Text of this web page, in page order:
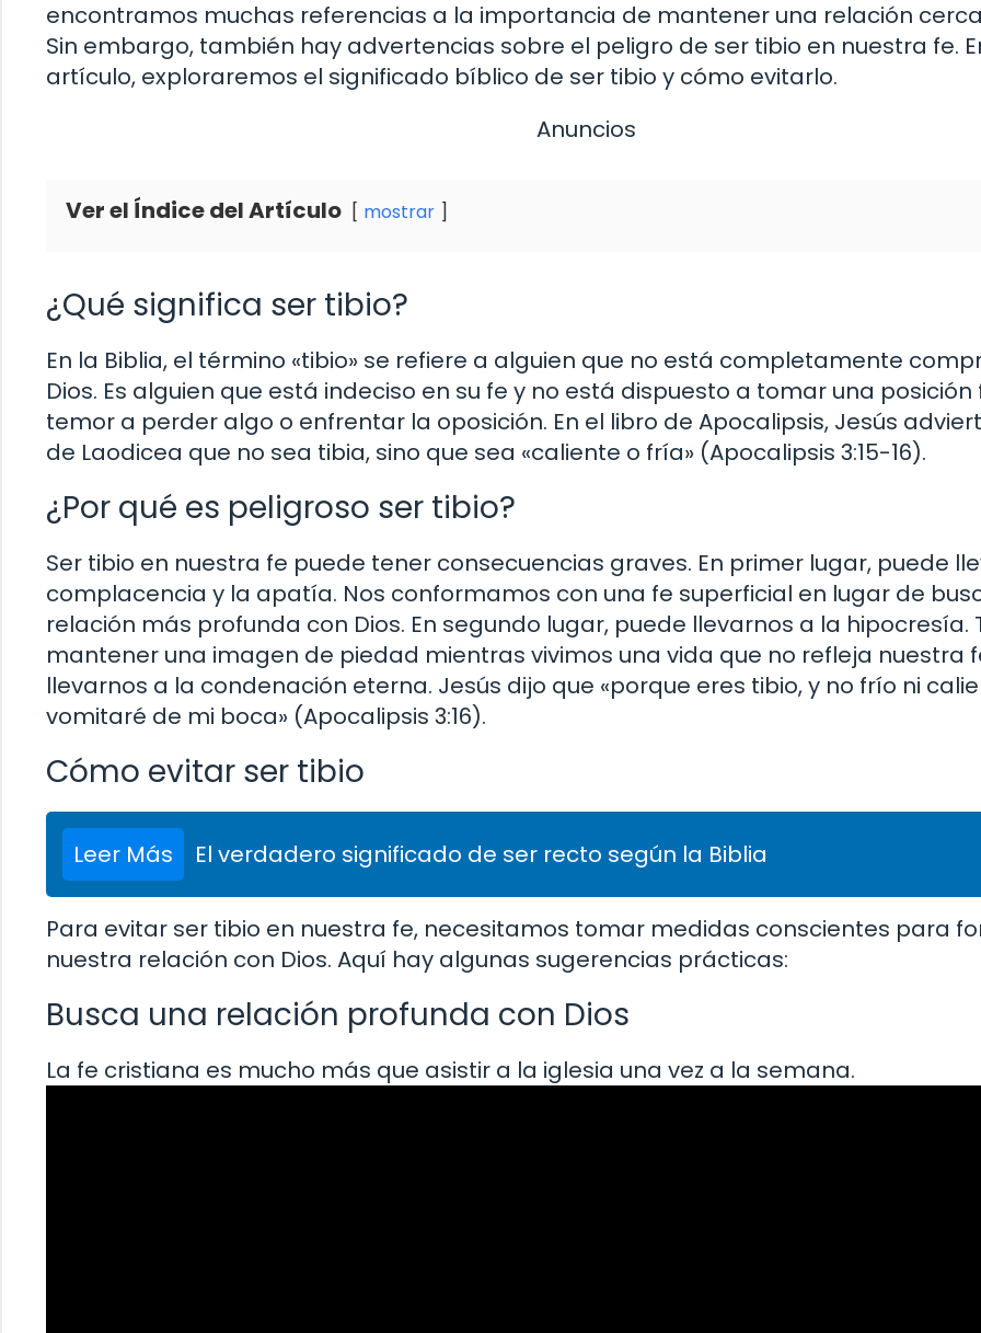
encontramos muchas referencias a la importancia de mantener una relación
Sin embargo, también hay advertencias sobre el peligro de ser tibio en nuestra fe.
artículo, exploraremos el significado bíblico de ser tibio y cómo evitarlo.
Anuncios
Ver el Índice del Artículo mostrar
¿Qué significa ser tibio?
En la Biblia, el término «tibio» se refiere a alguien que no está completamente
Dios. Es alguien que está indeciso en su fe y no está dispuesto a tomar una
temor a perder algo o enfrentar la oposición. En el libro de Apocalipsis, Jesús
de Laodicea que no sea tibia, sino que sea «caliente o fría» (Apocalipsis 3:15-16).
¿Por qué es peligroso ser tibio?
Ser tibio en nuestra fe puede tener consecuencias graves. En primer lugar, puede
complacencia y la apatía. Nos conformamos con una fe superficial en lugar de
relación más profunda con Dios. En segundo lugar, puede llevarnos a la hipocresía.
mantener una imagen de piedad mientras vivimos una vida que no refleja nuestra
llevarnos a la condenación eterna. Jesús dijo que «porque eres tibio, y no frío ni
vomitaré de mi boca» (Apocalipsis 3:16).
Cómo evitar ser tibio
Leer Más El verdadero significado de ser recto según la Biblia
Para evitar ser tibio en nuestra fe, necesitamos tomar medidas conscientes para
nuestra relación con Dios. Aquí hay algunas sugerencias prácticas:
Busca una relación profunda con Dios
La fe cristiana es mucho más que asistir a la iglesia una vez a la semana.